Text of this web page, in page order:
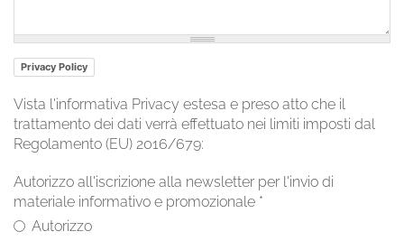
Privacy Policy
Vista l'informativa Privacy estesa e preso atto che il
trattamento dei dati verrà effettuato nei limiti imposti dal
Regolamento (EU) 2016/679:
Autorizzo all'iscrizione alla newsletter per l'invio di
materiale informativo e promozionale *
Autorizzo